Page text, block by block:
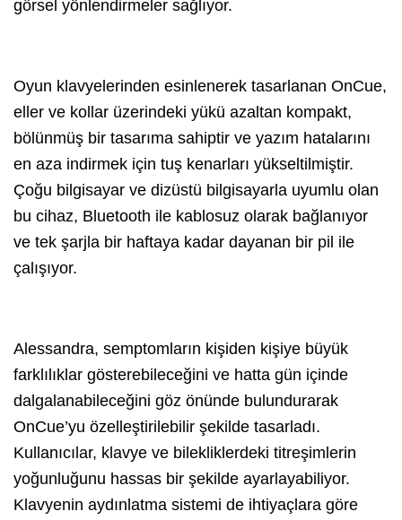
görsel yönlendirmeler sağlıyor.
Oyun klavyelerinden esinlenerek tasarlanan OnCue,
eller ve kollar üzerindeki yükü azaltan kompakt,
bölünmüş bir tasarıma sahiptir ve yazım hatalarını
en aza indirmek için tuş kenarları yükseltilmiştir.
Çoğu bilgisayar ve dizüstü bilgisayarla uyumlu olan
bu cihaz, Bluetooth ile kablosuz olarak bağlanıyor
ve tek şarjla bir haftaya kadar dayanan bir pil ile
çalışıyor.
Alessandra, semptomların kişiden kişiye büyük
farklılıklar gösterebileceğini ve hatta gün içinde
dalgalanabileceğini göz önünde bulundurarak
OnCue’yu özelleştirilebilir şekilde tasarladı.
Kullanıcılar, klavye ve bilekliklerdeki titreşimlerin
yoğunluğunu hassas bir şekilde ayarlayabiliyor.
Klavyenin aydınlatma sistemi de ihtiyaçlara göre